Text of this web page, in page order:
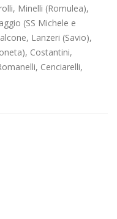
Minelli (Romulea),
(SS Michele e
Lanzeri (Savio),
Costantini,
Cenciarelli,